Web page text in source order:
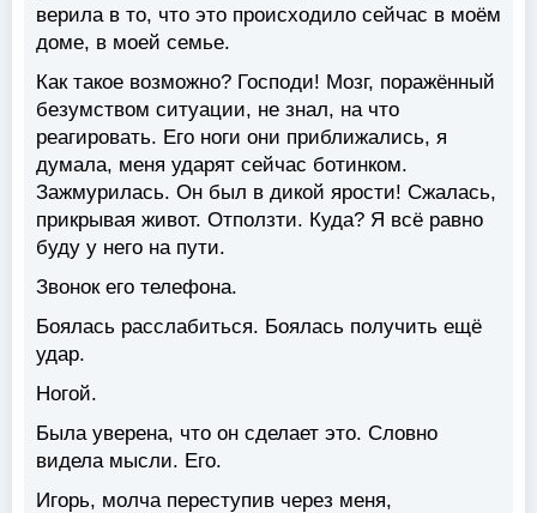
верила в то, что это происходило сейчас в моём
доме, в моей семье.
Как такое возможно? Господи! Мозг, поражённый
безумством ситуации, не знал, на что
реагировать. Его ноги они приближались, я
думала, меня ударят сейчас ботинком.
Зажмурилась. Он был в дикой ярости! Сжалась,
прикрывая живот. Отползти. Куда? Я всё равно
буду у него на пути.
Звонок его телефона.
Боялась расслабиться. Боялась получить ещё
удар.
Ногой.
Была уверена, что он сделает это. Словно
видела мысли. Его.
Игорь, молча переступив через меня,